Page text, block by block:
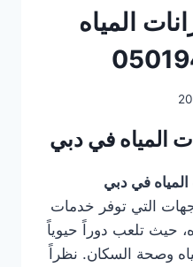
المياه
المياه في دبي
في دبي
أهم الجهات التي توفر خدمات
حيث تلعب دوراً حيوياً
وصحة السكان. نظراً